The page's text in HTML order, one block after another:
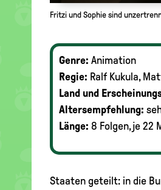
Fritzi und Sophie sind
Genre: Animation
Regie: Ralf Kukula,
Land und
Altersempfehlung:
Länge: 8 Folgen, je 22
Staaten geteilt: in die